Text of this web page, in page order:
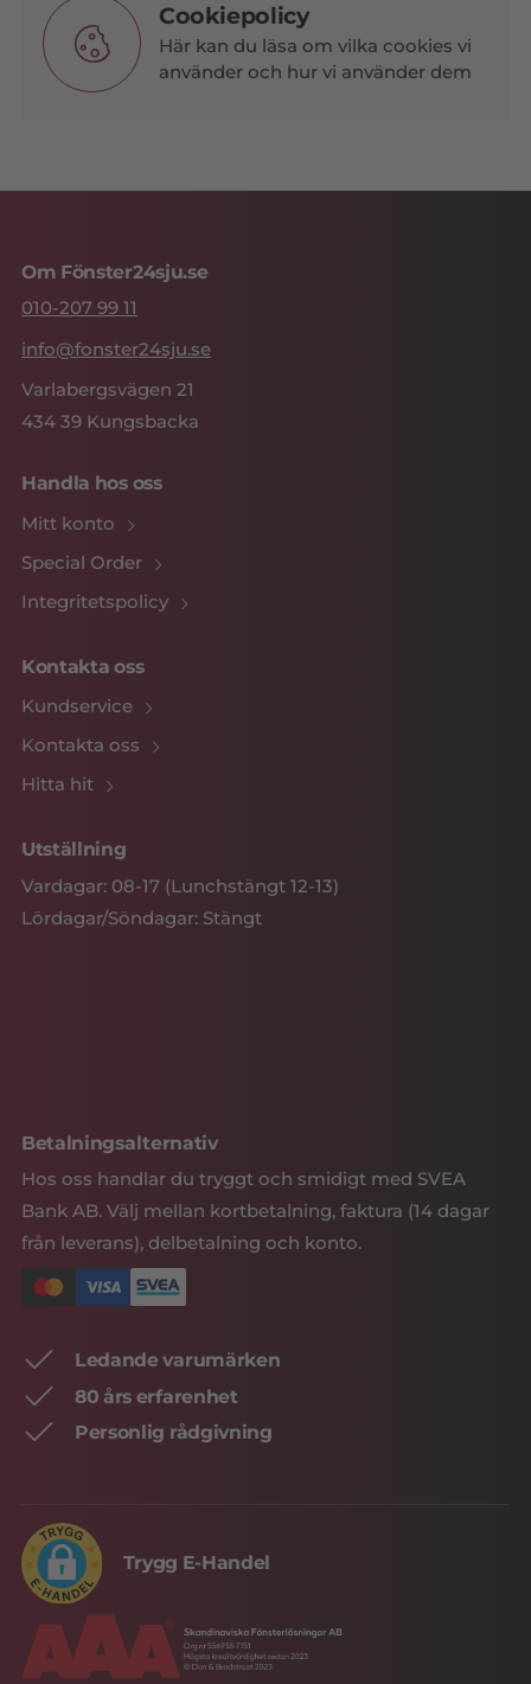
Cookiepolicy
Här kan du läsa om vilka cookies vi
använder och hur vi använder dem
Om Fönster24sju.se
010-207 99 11
info@fonster24sju.se
Varlabergsvägen 21
434 39 Kungsbacka
Handla hos oss
Mitt konto
Special Order
Integritetspolicy
Kontakta oss
Kundservice
Kontakta oss
Hitta hit
Utställning
Vardagar: 08-17 (Lunchstängt 12-13)
Lördagar/Söndagar: Stängt
Betalningsalternativ
Hos oss handlar du tryggt och smidigt med SVEA
Bank AB. Välj mellan kortbetalning, faktura (14 dagar
från leverans), delbetalning och konto.
Ledande varumärken
80 års erfarenhet
Personlig rådgivning
Trygg E-Handel